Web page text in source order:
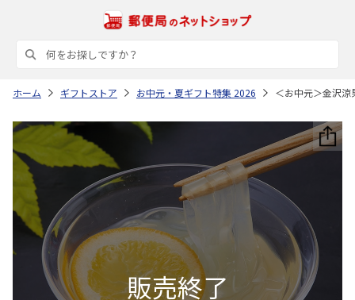
ホーム ギフトストア お中元・夏ギフト特集 2026 ＜お中元＞金沢涼